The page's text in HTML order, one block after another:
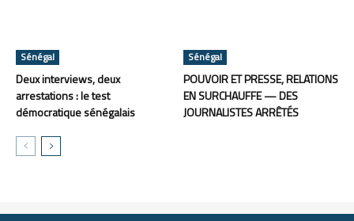
Sénégal
Deux interviews, deux
arrestations : le test
démocratique sénégalais
Sénégal
POUVOIR ET PRESSE, RELATIONS
EN SURCHAUFFE — DES
JOURNALISTES ARRÊTÉS